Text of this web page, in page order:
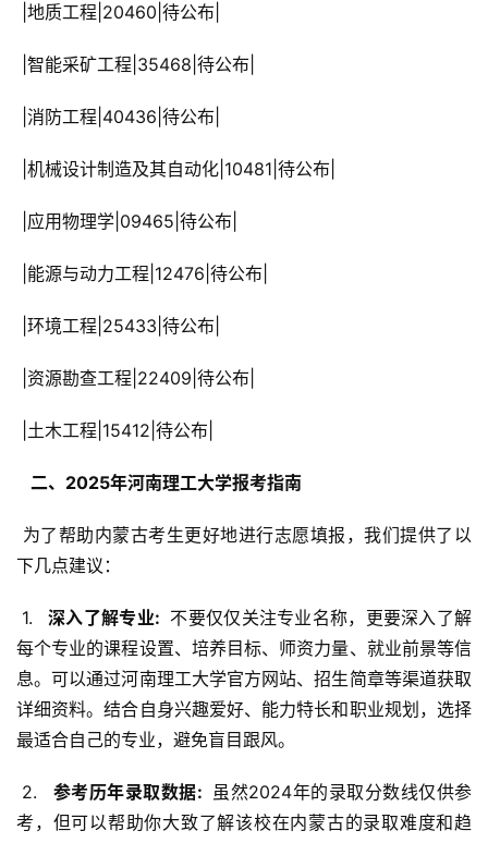
|地质工程|20460|待公布|
|智能采矿工程|35468|待公布|
|消防工程|40436|待公布|
|机械设计制造及其自动化|10481|待公布|
|应用物理学|09465|待公布|
|能源与动力工程|12476|待公布|
|环境工程|25433|待公布|
|资源勘查工程|22409|待公布|
|土木工程|15412|待公布|
  二、2025年河南理工大学报考指南
下几点建议：
1.
  深入了解专业:
不要仅仅关注专业名称，更要深入了解
每个专业的课程设置、培养目标、师资力量、就业前景等信
息。可以通过河南理工大学官方网站、招生简章等渠道获取
详细资料。结合自身兴趣爱好、能力特长和职业规划，选择
最适合自己的专业，避免盲目跟风。
2.
  参考历年录取数据:
虽然2024年的录取分数线仅供参
考，但可以帮助你大致了解该校在内蒙古的录取难度和趋